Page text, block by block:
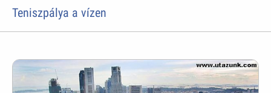
Teniszpálya a vízen